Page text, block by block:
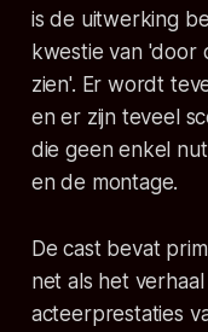
is de uitwerking
kwestie van 'door
zien'. Er wordt
en er zijn teveel
die geen enkel
en de montage.
De cast bevat
net als het
acteerprestaties